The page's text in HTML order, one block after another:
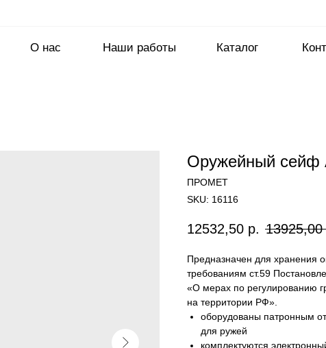
О нас Наши работы Каталог
Оружейный сейф
ПРОМЕТ
SKU: 16116
12532,50 р. 13925,00
Предназначен для хранения
требованиям ст.59
«О мерах по регулированию
на территории РФ».
оборудованы патронным
для ружей
комплектуются